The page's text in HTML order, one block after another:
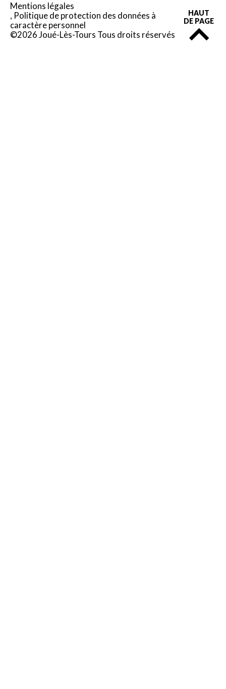
Mentions légales
Politique de protection des données à
caractère personnel
©2026 Joué-Lès-Tours Tous droits réservés
HAUT
DE PAGE